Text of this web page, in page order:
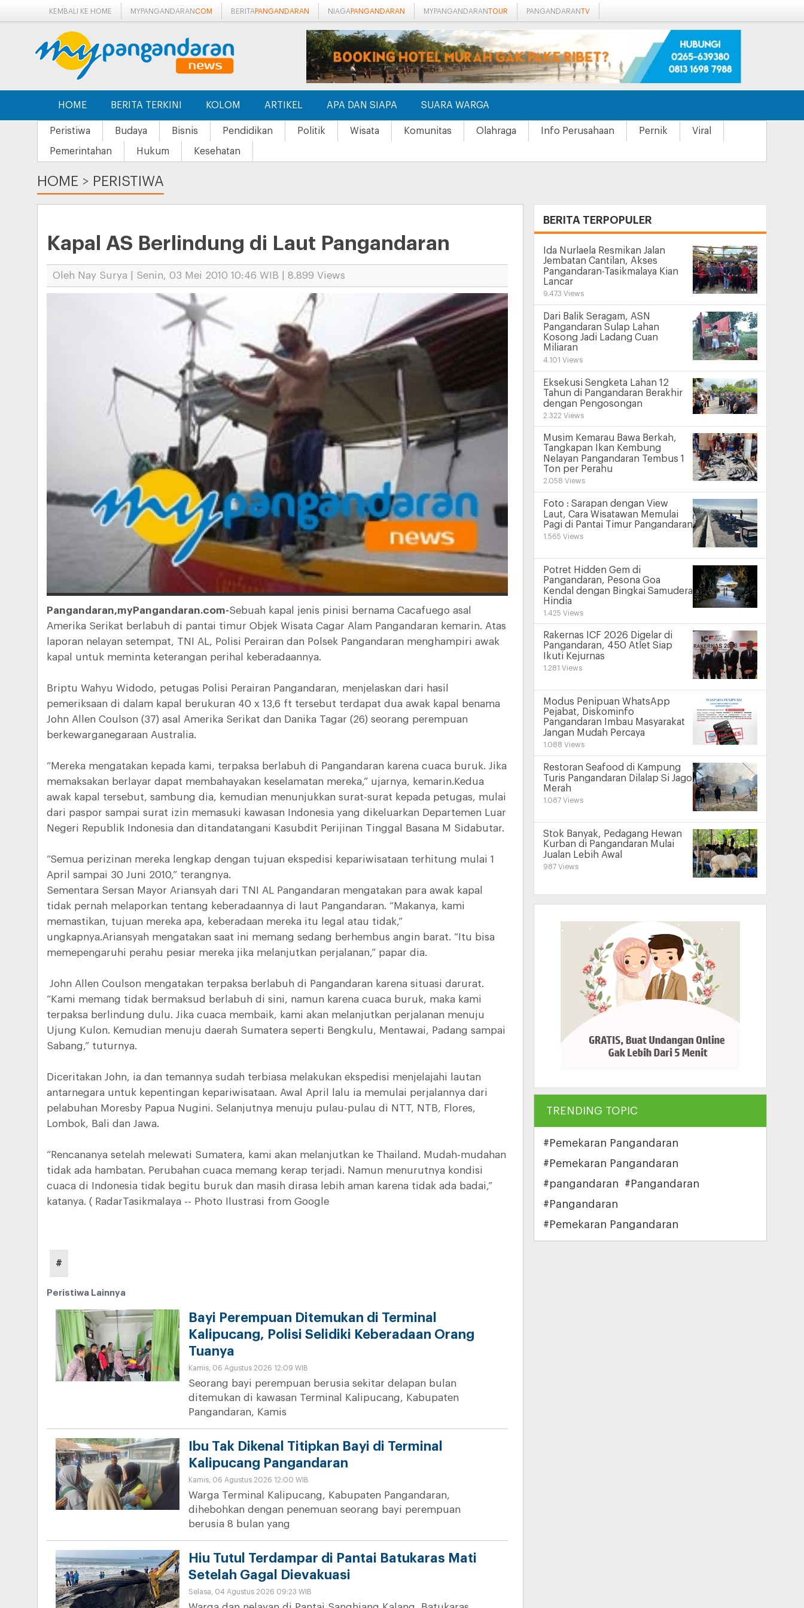
KEMBALI KE HOME MYPANGANDARANCOM BERITA PANGANDARAN NIAGA PANGANDARAN MYPANGANDARANTOUR PANGANDARANTV
HOME BERITA TERKINI KOLOM ARTIKEL APA DAN SIAPA SUARA WARGA
Peristiwa Budaya Bisnis Pendidikan Politik Wisata Komunitas Olahraga Info Perusahaan Pernik Viral
Pemerintahan Hukum Kesehatan
HOME > PERISTIWA
Kapal AS Berlindung di Laut Pangandaran
Oleh Nay Surya | Senin, 03 Mei 2010 10:46 WIB | 8.899 Views
Pangandaran,myPangandaran.com-Sebuah kapal jenis pinisi bernama Cacafuego asal
Amerika Serikat berlabuh di pantai timur Objek Wisata Cagar Alam Pangandaran kemarin. Atas
laporan nelayan setempat, TNI AL, Polisi Perairan dan Polsek Pangandaran menghampiri awak
kapal untuk meminta keterangan perihal keberadaannya.
Briptu Wahyu Widodo, petugas Polisi Perairan Pangandaran, menjelaskan dari hasil
pemeriksaan di dalam kapal berukuran 40 x 13,6 ft tersebut terdapat dua awak kapal benama
John Allen Coulson (37) asal Amerika Serikat dan Danika Tagar (26) seorang perempuan
berkewarganegaraan Australia.
“Mereka mengatakan kepada kami, terpaksa berlabuh di Pangandaran karena cuaca buruk. Jika
memaksakan berlayar dapat membahayakan keselamatan mereka,” ujarnya, kemarin.Kedua
awak kapal tersebut, sambung dia, kemudian menunjukkan surat-surat kepada petugas, mulai
dari paspor sampai surat izin memasuki kawasan Indonesia yang dikeluarkan Departemen Luar
Negeri Republik Indonesia dan ditandatangani Kasubdit Perijinan Tinggal Basana M Sidabutar.
“Semua perizinan mereka lengkap dengan tujuan ekspedisi kepariwisataan terhitung mulai 1
April sampai 30 Juni 2010,” terangnya.
Sementara Sersan Mayor Ariansyah dari TNI AL Pangandaran mengatakan para awak kapal
tidak pernah melaporkan tentang keberadaannya di laut Pangandaran. “Makanya, kami
memastikan, tujuan mereka apa, keberadaan mereka itu legal atau tidak,”
ungkapnya.Ariansyah mengatakan saat ini memang sedang berhembus angin barat. “Itu bisa
memepengaruhi perahu pesiar mereka jika melanjutkan perjalanan,” papar dia.
John Allen Coulson mengatakan terpaksa berlabuh di Pangandaran karena situasi darurat.
“Kami memang tidak bermaksud berlabuh di sini, namun karena cuaca buruk, maka kami
terpaksa berlindung dulu. Jika cuaca membaik, kami akan melanjutkan perjalanan menuju
Ujung Kulon. Kemudian menuju daerah Sumatera seperti Bengkulu, Mentawai, Padang sampai
Sabang,” tuturnya.
Diceritakan John, ia dan temannya sudah terbiasa melakukan ekspedisi menjelajahi lautan
antarnegara untuk kepentingan kepariwisataan. Awal April lalu ia memulai perjalannya dari
pelabuhan Moresby Papua Nugini. Selanjutnya menuju pulau-pulau di NTT, NTB, Flores,
Lombok, Bali dan Jawa.
“Rencananya setelah melewati Sumatera, kami akan melanjutkan ke Thailand. Mudah-mudahan
tidak ada hambatan. Perubahan cuaca memang kerap terjadi. Namun menurutnya kondisi
cuaca di Indonesia tidak begitu buruk dan masih dirasa lebih aman karena tidak ada badai,”
katanya. ( RadarTasikmalaya -- Photo Ilustrasi from Google
#
Peristiwa Lainnya
Bayi Perempuan Ditemukan di Terminal
Kalipucang, Polisi Selidiki Keberadaan Orang
Tuanya
Kamis, 06 Agustus 2026 12:09 WIB
Seorang bayi perempuan berusia sekitar delapan bulan
ditemukan di kawasan Terminal Kalipucang, Kabupaten
Pangandaran, Kamis
Ibu Tak Dikenal Titipkan Bayi di Terminal
Kalipucang Pangandaran
Kamis, 06 Agustus 2026 12:00 WIB
Warga Terminal Kalipucang, Kabupaten Pangandaran,
dihebohkan dengan penemuan seorang bayi perempuan
berusia 8 bulan yang
Hiu Tutul Terdampar di Pantai Batukaras Mati
Setelah Gagal Dievakuasi
Selasa, 04 Agustus 2026 09:23 WIB
BERITA TERPOPULER
Ida Nurlaela Resmikan Jalan
Jembatan Cantilan, Akses
Pangandaran-Tasikmalaya Kian
Lancar
9.473 Views
Dari Balik Seragam, ASN
Pangandaran Sulap Lahan
Kosong Jadi Ladang Cuan
Miliaran
4.101 Views
Eksekusi Sengketa Lahan 12
Tahun di Pangandaran Berakhir
dengan Pengosongan
2.322 Views
Musim Kemarau Bawa Berkah,
Tangkapan Ikan Kembung
Nelayan Pangandaran Tembus 1
Ton per Perahu
2.058 Views
Foto : Sarapan dengan View
Laut, Cara Wisatawan Memulai
Pagi di Pantai Timur Pangandaran
1.565 Views
Potret Hidden Gem di
Pangandaran, Pesona Goa
Kendal dengan Bingkai Samudera
Hindia
1.425 Views
Rakernas ICF 2026 Digelar di
Pangandaran, 450 Atlet Siap
Ikuti Kejurnas
1.281 Views
Modus Penipuan WhatsApp
Pejabat, Diskominfo
Pangandaran Imbau Masyarakat
Jangan Mudah Percaya
1.088 Views
Restoran Seafood di Kampung
Turis Pangandaran Dilalap Si Jago
Merah
1.087 Views
Stok Banyak, Pedagang Hewan
Kurban di Pangandaran Mulai
Jualan Lebih Awal
987 Views
TRENDING TOPIC
#Pemekaran Pangandaran
#Pemekaran Pangandaran
#pangandaran
#Pangandaran
#Pangandaran
#Pemekaran Pangandaran